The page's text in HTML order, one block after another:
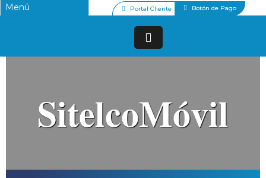
Portal Cliente Botón de Pago
SitelcoMóvil